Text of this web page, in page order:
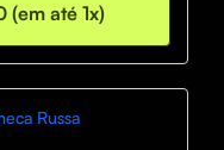
(em até 1x)